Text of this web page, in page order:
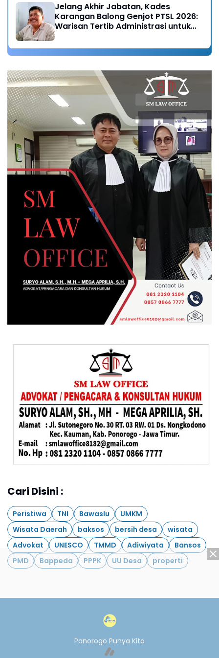
Jelang Akhir Jabatan, Kades
Karangan Balong Genjot PTSL 2026:
Warisan Tertib Administrasi untuk
Cari Disini :
Peristiwa TNI Bawaslu
UMKM
Wisata Daerah
baksos bersih desa
wisata
Advokat
UNESCO TMMD Adiwiyata
Bansos
PMD
Bappeda PPPK UU Desa properti
Ponorogo Punya Kita